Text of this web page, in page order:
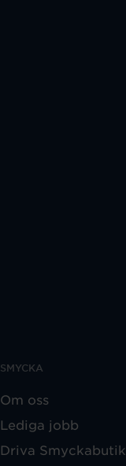
SMYCKA
Om oss
Lediga jobb
Driva Smyckabutik